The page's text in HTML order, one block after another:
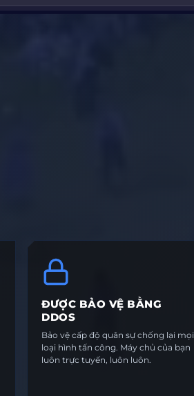
ĐƯỢC BẢO VỆ BẰNG
DDOS
Bảo vệ cấp độ quân sự chống lại mọi
loại hình tấn công. Máy chủ của bạn
luôn trực tuyến, luôn luôn.